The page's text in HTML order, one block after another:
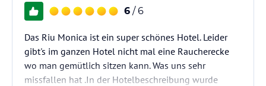
6 / 6
Das Riu Monica ist ein super schönes Hotel. Leider
gibt's im ganzen Hotel nicht mal eine Raucherecke
wo man gemütlich sitzen kann. Was uns sehr
missfallen hat .In der Hotelbeschreibung wurde